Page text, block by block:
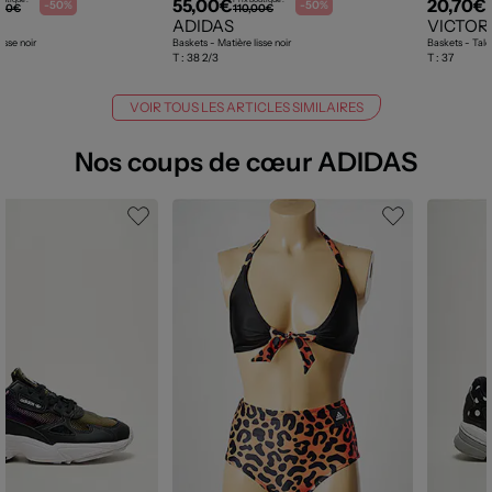
-50%
noir
55,00€110,00€ -50%
ADIDAS
Baskets - Matière lisse noir
T : 38 2/3
20,70€
Baskets -
T : 37
VOIR TOUS LES ARTICLES SIMILAIRES
Nos coups de cœur ADIDAS